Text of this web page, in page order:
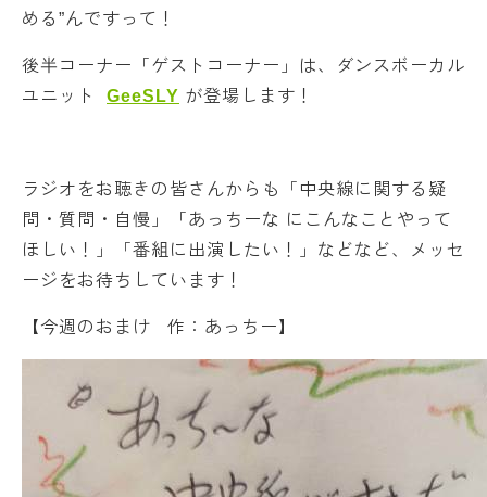
める”んですって！
後半コーナー「ゲストコーナー」は、ダンスボーカル
ユニット
GeeSLY が登場します！
ラジオをお聴きの皆さんからも「中央線に関する疑
問・質問・自慢」「あっちーな にこんなことやって
ほしい！」「番組に出演したい！」などなど、メッセ
ージをお待ちしています！
【今週のおまけ 作：あっちー】